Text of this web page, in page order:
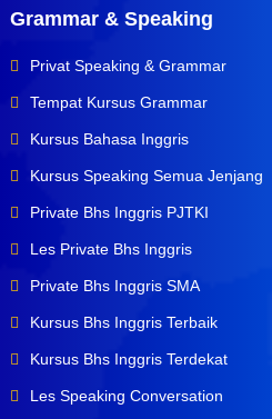
Grammar & Speaking
Privat Speaking & Grammar
Tempat Kursus Grammar
Kursus Bahasa Inggris
Kursus Speaking Semua Jenjang
Private Bhs Inggris PJTKI
Les Private Bhs Inggris
Private Bhs Inggris SMA
Kursus Bhs Inggris Terbaik
Kursus Bhs Inggris Terdekat
Les Speaking Conversation